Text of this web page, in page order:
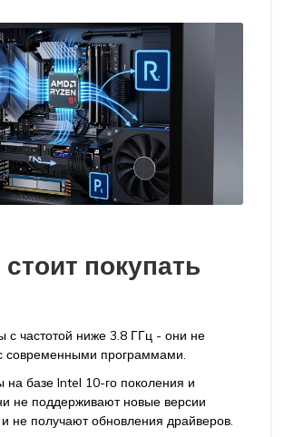
покупать
с частотой ниже 3.8 ГГц - они не
современными программами.
базе Intel 10-го поколения и
не поддерживают новые версии
не получают обновления драйверов.